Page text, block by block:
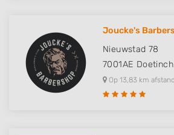
Joucke's
Nieuwstad 78
7001AE
Op 13,83 km afstand